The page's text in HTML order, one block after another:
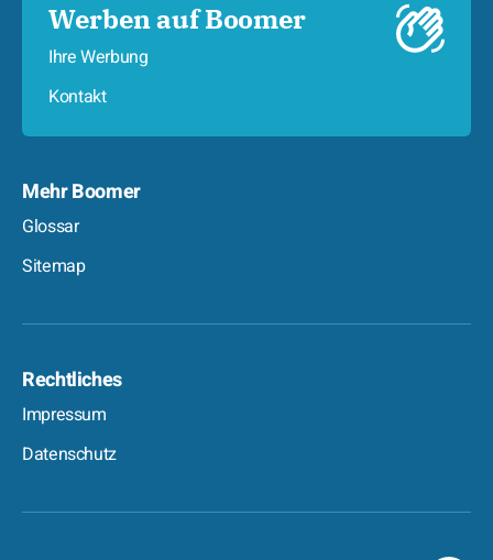
Werben auf Boomer
Ihre Werbung
Kontakt
Mehr Boomer
Glossar
Sitemap
Rechtliches
Impressum
Datenschutz